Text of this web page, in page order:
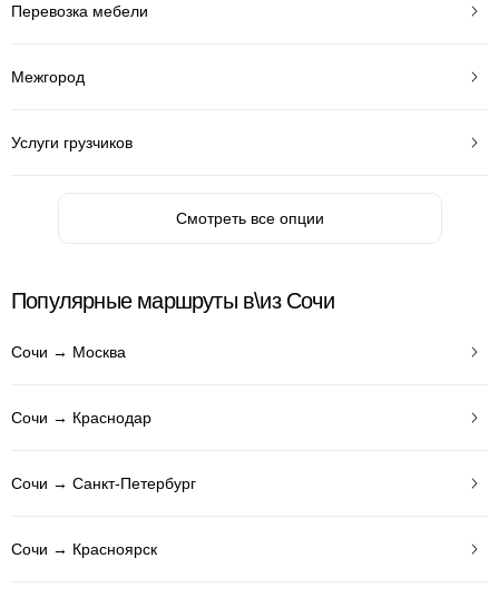
Перевозка мебели
Межгород
Услуги грузчиков
Смотреть все опции
Популярные маршруты в\из Сочи
Сочи → Москва
Сочи → Краснодар
Сочи → Санкт-Петербург
Сочи → Красноярск